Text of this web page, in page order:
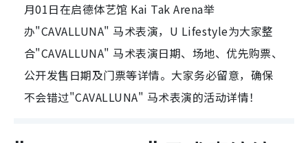
月01日在启德体艺馆 Kai Tak Arena举
办"CAVALLUNA" 马术表演，U Lifestyle为大家整
合"CAVALLUNA" 马术表演日期、场地、优先购票、
公开发售日期及门票等详情。大家务必留意，确保
不会错过"CAVALLUNA" 马术表演的活动详情！